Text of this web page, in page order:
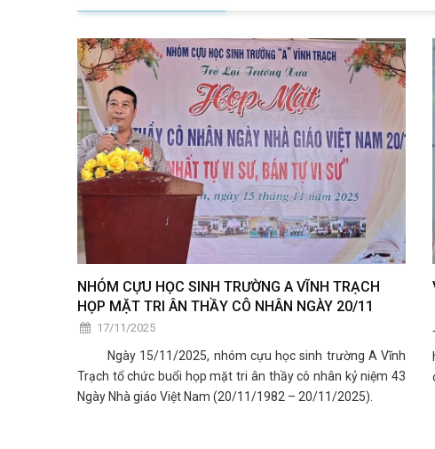
NHÓM CỰU HỌC SINH TRƯỜNG A VĨNH TRẠCH
HỌP MẶT TRI ÂN THẦY CÔ NHÂN NGÀY 20/11
17/11/2025
Ngày 15/11/2025, nhóm cựu học sinh trường A Vĩnh
Trạch tổ chức buổi họp mặt tri ân thầy cô nhân kỷ niệm 43
Ngày Nhà giáo Việt Nam (20/11/1982 – 20/11/2025).